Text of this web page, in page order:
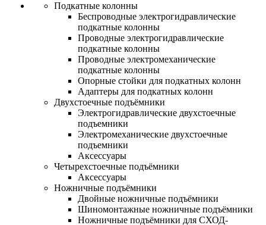
Подкатные колонны
Беспроводные электрогидравлические
подкатные колонны
Проводные электрогидравлические
подкатные колонны
Проводные электромеханические
подкатные колонны
Опорные стойки для подкатных колонн
Адаптеры для подкатных колонн
Двухстоечные подъёмники
Электрогидравлические двухстоечные
подъемники
Электромеханические двухстоечные
подъемники
Аксессуары
Четырехстоечные подъёмники
Аксессуары
Ножничные подъёмники
Двойные ножничные подъёмники
Шиномонтажные ножничные подъёмники
Ножничные подъёмники для СХОД-